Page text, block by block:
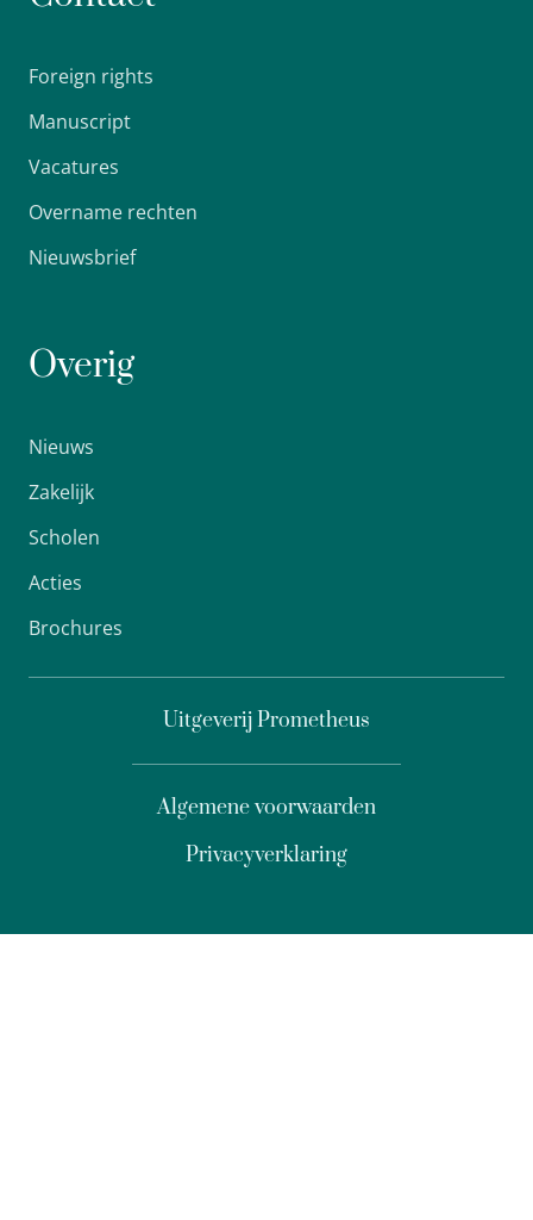
Foreign rights
Manuscript
Vacatures
Overname rechten
Nieuwsbrief
Overig
Nieuws
Zakelijk
Scholen
Acties
Brochures
Uitgeverij Prometheus
Privacyverklaring
Algemene voorwaarden